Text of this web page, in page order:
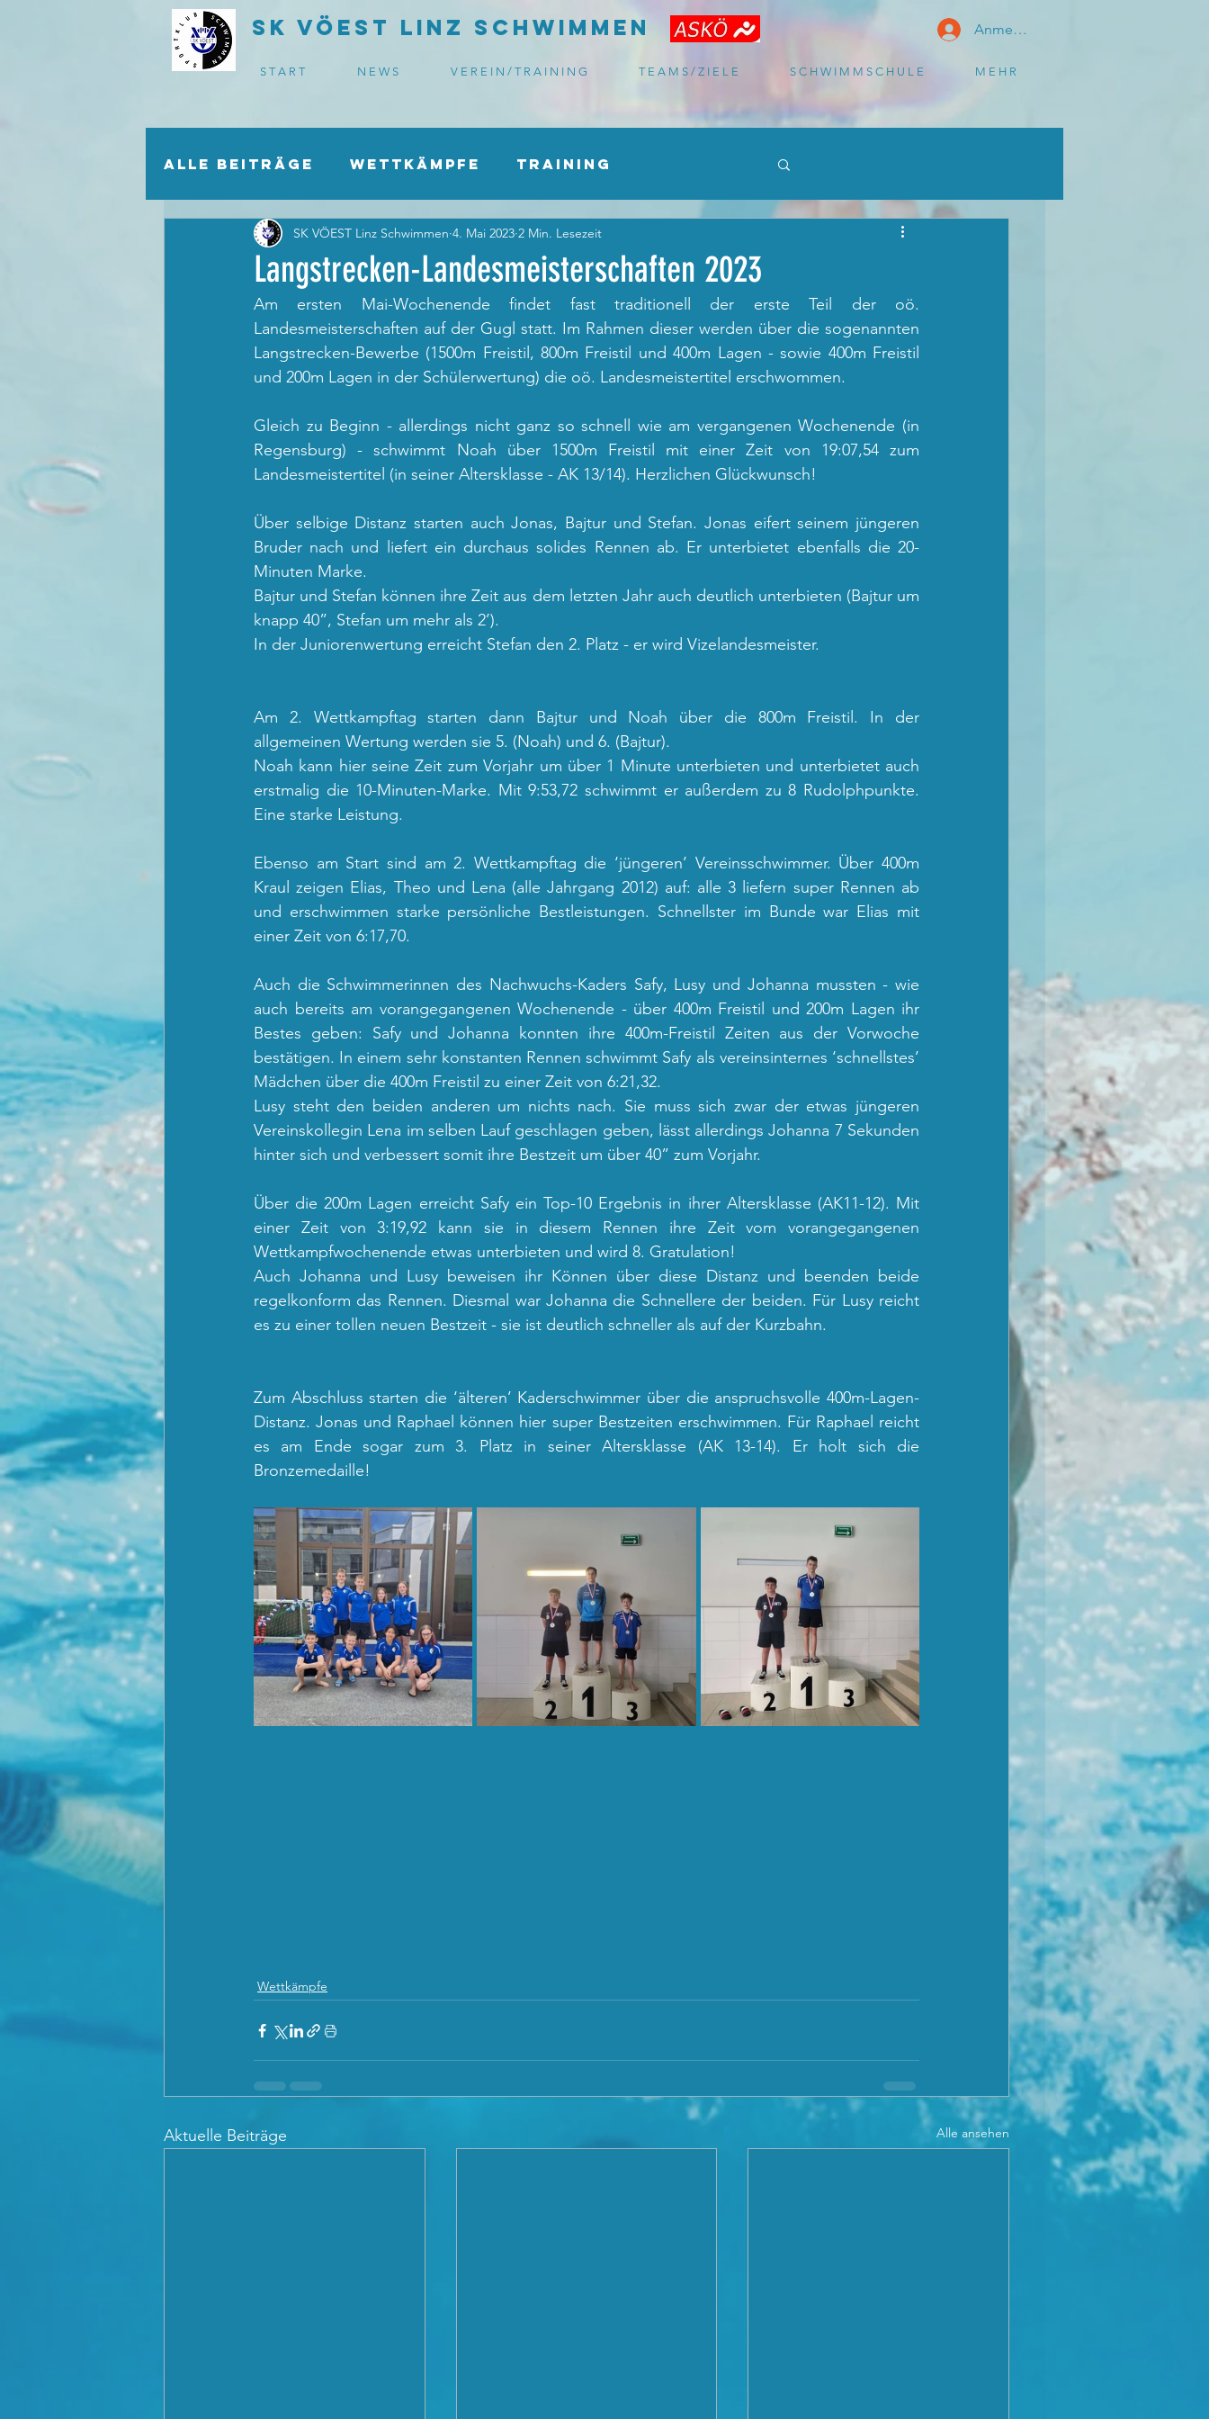
SK VÖEST LInz Schwimmen
S T A R T N E W S V E R E I N / T R A I N I N G T E A M S / Z I E L E S C H W I M M S C H U L E M E H R
Anmelden
Alle Beiträge Wettkämpfe Training
Schwimmschule Informationen
COVID-19 Sponsoring
Langstrecken-Landesmeisterschaften 2023
SK VÖEST Linz Schwimmen 4. Mai 2023 2 Min. Lesezeit
Am ersten Mai-Wochenende findet fast traditionell der erste Teil der oö.
Landesmeisterschaften auf der Gugl statt. Im Rahmen dieser werden über die sogenannten
Langstrecken-Bewerbe (1500m Freistil, 800m Freistil und 400m Lagen - sowie 400m Freistil
und 200m Lagen in der Schülerwertung) die oö. Landesmeistertitel erschwommen.
Gleich zu Beginn - allerdings nicht ganz so schnell wie am vergangenen Wochenende (in
Regensburg) - schwimmt Noah über 1500m Freistil mit einer Zeit von 19:07,54 zum
Landesmeistertitel (in seiner Altersklasse - AK 13/14). Herzlichen Glückwunsch!
Über selbige Distanz starten auch Jonas, Bajtur und Stefan. Jonas eifert seinem jüngeren
Bruder nach und liefert ein durchaus solides Rennen ab. Er unterbietet ebenfalls die 20-
Minuten Marke.
Bajtur und Stefan können ihre Zeit aus dem letzten Jahr auch deutlich unterbieten (Bajtur um
knapp 40”, Stefan um mehr als 2’).
In der Juniorenwertung erreicht Stefan den 2. Platz - er wird Vizelandesmeister.
Am 2. Wettkampftag starten dann Bajtur und Noah über die 800m Freistil. In der
allgemeinen Wertung werden sie 5. (Noah) und 6. (Bajtur).
Noah kann hier seine Zeit zum Vorjahr um über 1 Minute unterbieten und unterbietet auch
erstmalig die 10-Minuten-Marke. Mit 9:53,72 schwimmt er außerdem zu 8 Rudolphpunkte.
Eine starke Leistung.
Ebenso am Start sind am 2. Wettkampftag die ‘jüngeren’ Vereinsschwimmer. Über 400m
Kraul zeigen Elias, Theo und Lena (alle Jahrgang 2012) auf: alle 3 liefern super Rennen ab
und erschwimmen starke persönliche Bestleistungen. Schnellster im Bunde war Elias mit
einer Zeit von 6:17,70.
Auch die Schwimmerinnen des Nachwuchs-Kaders Safy, Lusy und Johanna mussten - wie
auch bereits am vorangegangenen Wochenende - über 400m Freistil und 200m Lagen ihr
Bestes geben: Safy und Johanna konnten ihre 400m-Freistil Zeiten aus der Vorwoche
bestätigen. In einem sehr konstanten Rennen schwimmt Safy als vereinsinternes ‘schnellstes’
Mädchen über die 400m Freistil zu einer Zeit von 6:21,32.
Lusy steht den beiden anderen um nichts nach. Sie muss sich zwar der etwas jüngeren
Vereinskollegin Lena im selben Lauf geschlagen geben, lässt allerdings Johanna 7 Sekunden
hinter sich und verbessert somit ihre Bestzeit um über 40” zum Vorjahr.
Über die 200m Lagen erreicht Safy ein Top-10 Ergebnis in ihrer Altersklasse (AK11-12). Mit
einer Zeit von 3:19,92 kann sie in diesem Rennen ihre Zeit vom vorangegangenen
Wettkampfwochenende etwas unterbieten und wird 8. Gratulation!
Auch Johanna und Lusy beweisen ihr Können über diese Distanz und beenden beide
regelkonform das Rennen. Diesmal war Johanna die Schnellere der beiden. Für Lusy reicht
es zu einer tollen neuen Bestzeit - sie ist deutlich schneller als auf der Kurzbahn.
Zum Abschluss starten die ‘älteren’ Kaderschwimmer über die anspruchsvolle 400m-Lagen-
Distanz. Jonas und Raphael können hier super Bestzeiten erschwimmen. Für Raphael reicht
es am Ende sogar zum 3. Platz in seiner Altersklasse (AK 13-14). Er holt sich die
Bronzemedaille!
Wettkämpfe
Aktuelle Beiträge Alle ansehen